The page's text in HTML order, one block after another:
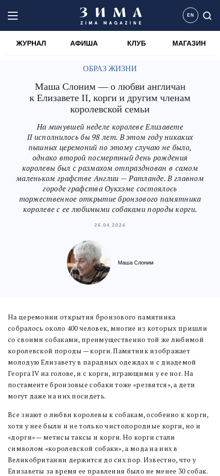
EN
ЖУРНАЛ АФИША КЛУБ МАГАЗИН
ОБРАЗ ЖИЗНИ
Маша Слоним — о любви англичан
к Елизавете II, корги и другим членам
королевской семьи
На минувшей неделе королеве Елизавете
II исполнилось бы 98 лет. В этом году никаких
пышных церемоний по этому случаю не было,
однако второй посмертный день рождения
королевы был с размахом отпразднован в самом
маленьком графстве Англии — Ратланде. В главном
городе графства Оукхэме состоялось
торжественное открытие бронзового памятника
королеве с ее любимыми собаками породы корги.
26.04.2024
Маша Слоним
На церемонии открытия бронзового памятника
собралось около 400 человек, многие из которых пришли
со своими собаками, преимущественно той же любимой
королевской породы — корги. Памятник изображает
молодую Елизавету в парадных одеждах и с диадемой
Георга IV на голове, и с корги, играющими у ее ног. На
постаменте бронзовые собаки тоже «резвятся», а дети
могут даже на них посидеть.
Все знают о любви королевы к собакам, особенно к корги,
хотя у нее были и не только чистопородные корги, но и
«дорги» — метисы таксы и корги. Но корги стали
символом «королевской собаки», а мода на них в
Великобритании держится до сих пор. Известно, что у
Елизаветы за время ее правления было не менее 30 собак.